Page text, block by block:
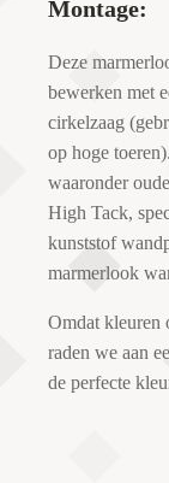
Montage:
Deze
bewerken met
cirkelzaag
op hoge
waaronder
High Tack,
kunststof
marmerlook
Omdat kleuren
raden we aan
de perfecte